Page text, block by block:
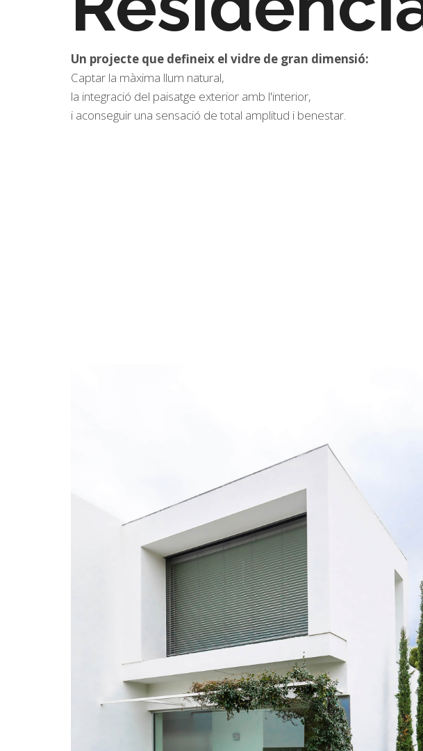
Un projecte que defineix el vidre de gran dimensió:
Captar la màxima llum natural,
la integració del paisatge exterior amb l'interior,
i aconseguir una sensació de total amplitud i benestar.